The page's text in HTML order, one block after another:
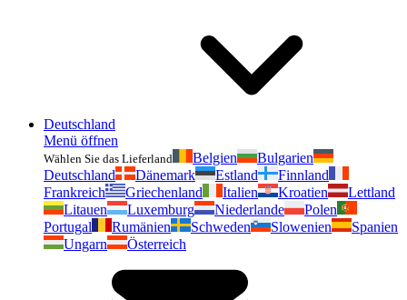
Deutschland
Menü öffnen
Wählen Sie das Lieferland Belgien
Bulgarien
Deutschland
Dänemark Estland
Finnland
Frankreich
Griechenland Italien Kroatien
Lettland
Litauen
Luxemburg Niederlande
Polen
Portugal
Rumänien Schweden Slowenien
Spanien
Ungarn
Österreich